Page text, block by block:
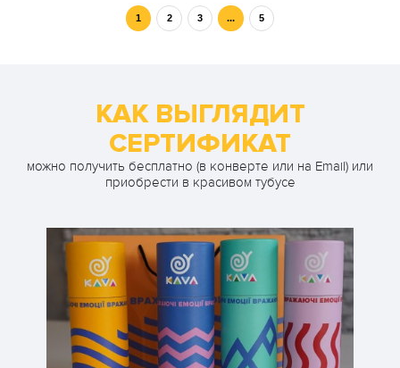
грн
1 2 3 ... 5
КАК ВЫГЛЯДИТ
СЕРТИФИКАТ
можно получить бесплатно (в конверте или на Email) или
приобрести в красивом тубусе